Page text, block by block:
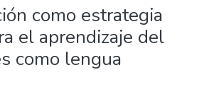
como estrategia
el aprendizaje del
como lengua